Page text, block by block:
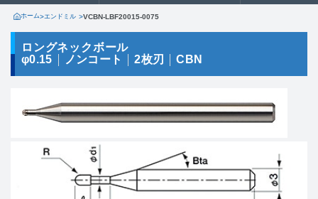
製品に関するお問い合わせはこちら
カタログ一覧
ホーム>エンドミル >VCBN-LBF20015-0075
ロングネックボール
φ0.15
ノンコート 2枚刃 CBN